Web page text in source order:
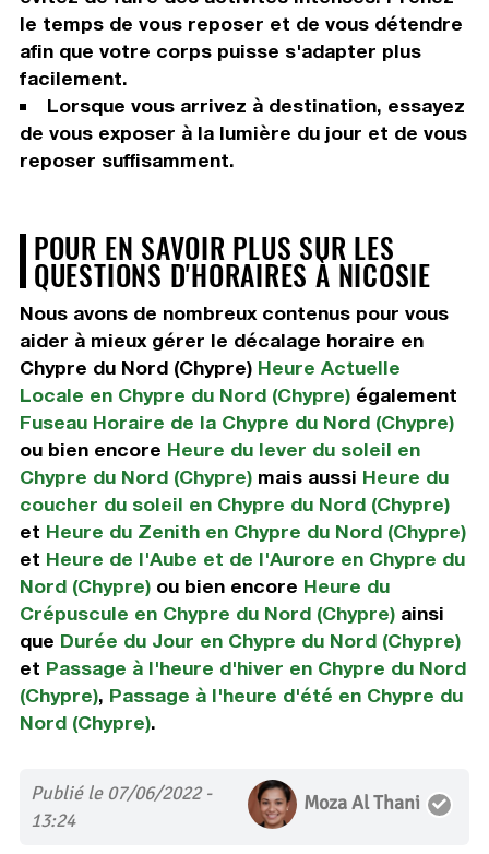
le temps de vous reposer et de vous détendre
afin que votre corps puisse s'adapter plus
facilement.
Lorsque vous arrivez à destination, essayez
de vous exposer à la lumière du jour et de vous
reposer suffisamment.
POUR EN SAVOIR PLUS SUR LES
QUESTIONS D'HORAIRES À NICOSIE
Nous avons de nombreux contenus pour vous
aider à mieux gérer le décalage horaire en
Chypre du Nord (Chypre) Heure Actuelle
Locale en Chypre du Nord (Chypre)également
Fuseau Horaire de la Chypre du Nord (Chypre)
ou bien encore Heure du lever du soleil en
Chypre du Nord (Chypre)mais aussi Heure du
coucher du soleil en Chypre du Nord (Chypre)
et Heure du Zenith en Chypre du Nord (Chypre)
et Heure de l'Aube et de l'Aurore en Chypre du
Nord (Chypre)ou bien encore Heure du
Crépuscule en Chypre du Nord (Chypre)ainsi
que Durée du Jour en Chypre du Nord (Chypre)
et Passage à l'heure d'hiver en Chypre du Nord
(Chypre), Passage à l'heure d'été en Chypre du
Nord (Chypre).
Publié le 07/06/2022 -
13:24
Moza Al Thani